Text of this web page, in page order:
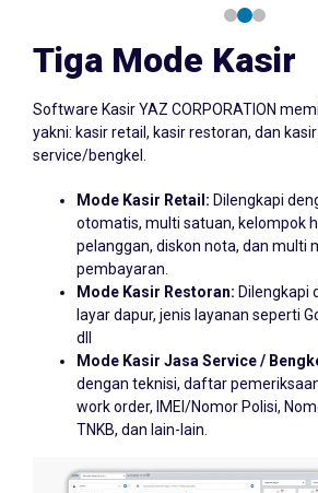
Tiga Mode Kasir
yakni: kasir retail, kasir restoran, dan
service/bengkel.
otomatis, multi satuan, kelompok
pelanggan, diskon nota, dan multi
pembayaran.
Mode Kasir Restoran:
layar dapur, jenis layanan seperti
dll
Mode Kasir Jasa Service /
dengan teknisi, daftar
work order, IMEI/Nomor Polisi,
TNKB, dan lain-lain.